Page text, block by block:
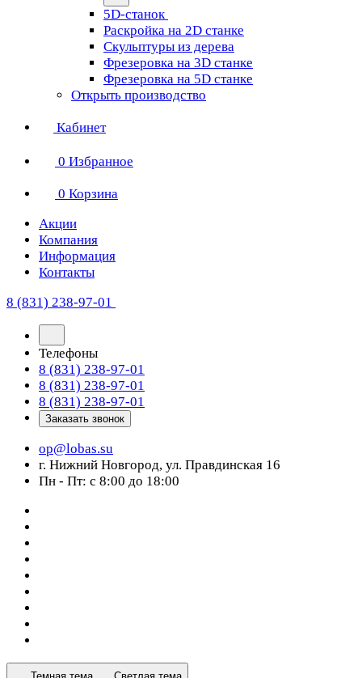
5D-станок
Раскройка на 2D станке
Скульптуры из дерева
Фрезеровка на 3D станке
Фрезеровка на 5D станке
Открыть производство
Кабинет
0 Избранное
0 Корзина
Акции
Компания
Информация
Контакты
8 (831) 238-97-01
Телефоны
8 (831) 238-97-01
8 (831) 238-97-01
8 (831) 238-97-01
Заказать звонок
op@lobas.su
г. Нижний Новгород, ул. Правдинская 16
Пн - Пт: с 8:00 до 18:00